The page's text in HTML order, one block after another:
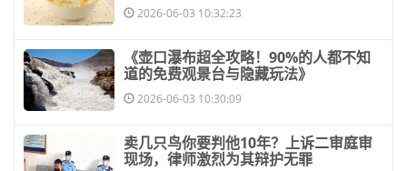
2026-06-03 10:32:23
​《壶口瀑布超全攻略！90%的人都不知
道的免费观景台与隐藏玩法》
2026-06-03 10:30:09
​卖几只鸟你要判他10年？上诉二审庭审
现场，律师激烈为其辩护无罪